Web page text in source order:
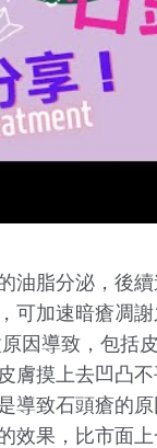
油脂分泌，後
可加速暗瘡凋
因導致，包括
膚摸上去凹凸
導致石頭瘡的
果，比市面